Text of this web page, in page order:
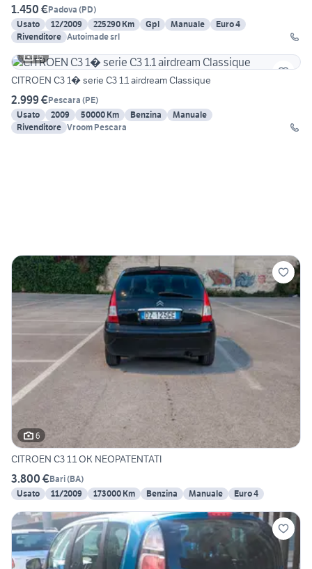
1.450 €Padova (PD)
Usato
12/2009 225290 Km Gpl Manuale
Euro 4
Rivenditore Autoimade srl
15
CITROEN C3 1� serie C3 1.1 airdream Classique
2.999 €Pescara (PE)
Usato
2009 50000 Km Benzina
Manuale
Rivenditore Vroom Pescara
6
CITROEN C3 1.1 OK NEOPATENTATI
3.800 €Bari(BA)
Usato
11/2009 173000 Km Benzina Manuale Euro 4